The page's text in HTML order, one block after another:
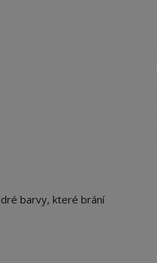
barvy, které brání